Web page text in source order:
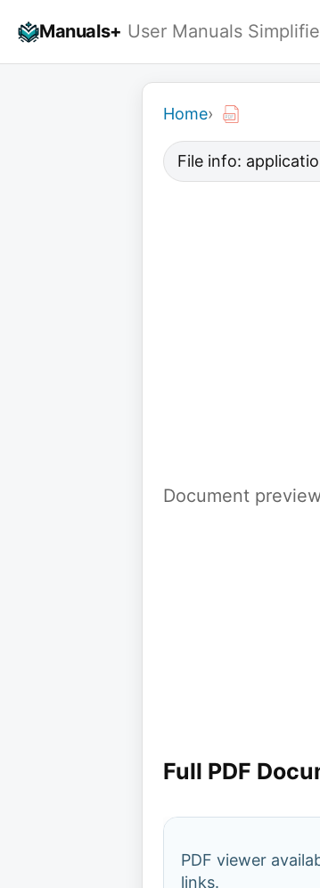
Manuals+ User Manuals
Home›
File info:
Document
Full PDF
PDF viewer
links.